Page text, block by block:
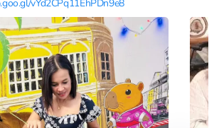
vYd2CPq11EhPDn9e8